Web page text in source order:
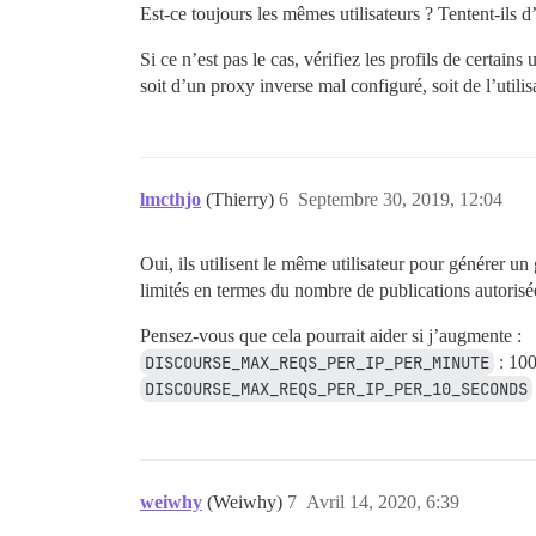
Est-ce toujours les mêmes utilisateurs ? Tentent-ils
Si ce n’est pas le cas, vérifiez les profils de
soit d’un proxy inverse mal configuré, soit de
lmcthjo (Thierry) Septembre 30, 2019, 12:04
6
Oui, ils utilisent le même utilisateur pour générer
limités en termes du nombre de publications
Pensez-vous que cela pourrait aider si j’augmente :
DISCOURSE_MAX_REQS_PER_IP_PER_MINUTE :
DISCOURSE_MAX_REQS_PER_IP_PER_10_SECONDS
weiwhy (Weiwhy) Avril 14, 2020, 6:39
7